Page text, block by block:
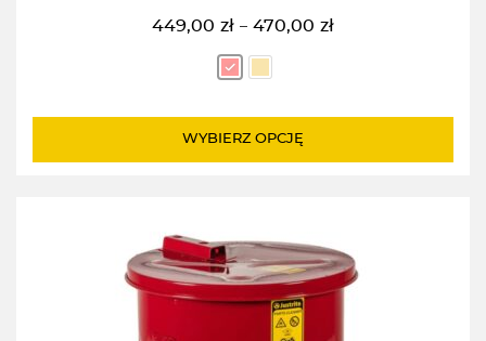
449,00 zł – 470,00 zł
Zakres
cen:
od
do
WYBIERZ OPCJĘ